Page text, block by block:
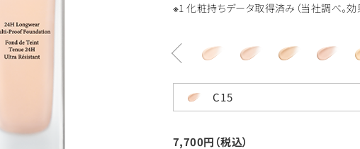
※1 化粧持ちデータ取得済み（当社調べ。
C15
7,700円（税込）